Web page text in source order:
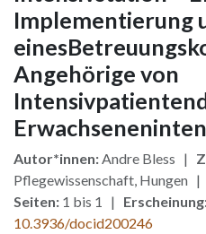
Implementierung
Angehörige von
Autor*innen:Andre Bless |
Pflegewissenschaft, Hungen |
Seiten: 1 bis 1 |
10.3936/docid200246